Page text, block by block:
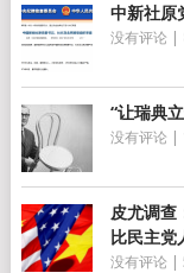
中新社原
没有评论 |
“让瑞典
没有评论 |
皮尤调查
比民主党
没有评论 |